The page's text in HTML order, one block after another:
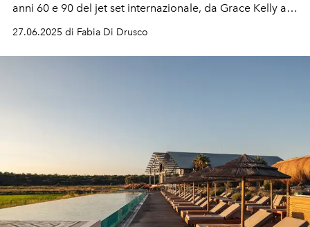
anni 60 e 90 del jet set internazionale, da Grace Kelly a
tutto il fascino della costruzione organica di Jacques
27.06.2025 di Fabia Di Drusco